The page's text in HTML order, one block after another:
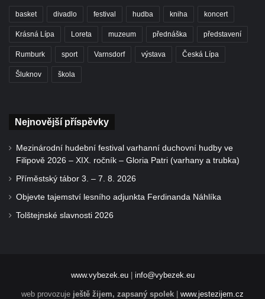
basket divadlo festival hudba kniha koncert
Krásná Lípa Loreta muzeum přednáška představení
Rumburk sport Varnsdorf výstava Česká Lípa
Šluknov škola
Nejnovější příspěvky
Mezinárodní hudební festival varhanní duchovní hudby ve
Filipově 2026 – XIX. ročník – Gloria Patri (varhany a trubka)
Příměstský tábor 3. – 7. 8. 2026
Objevte tajemství lesního adjunkta Ferdinanda Náhlíka
Tolštejnské slavnosti 2026
www.vybezek.eu| info@vybezek.eu
web provozuje ještě žijem, zapsaný spolek www.jestezijem.cz